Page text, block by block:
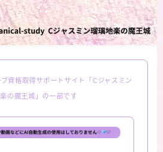
資格取得サポートサイト「Cジャスミン
の魔王城」の一部です